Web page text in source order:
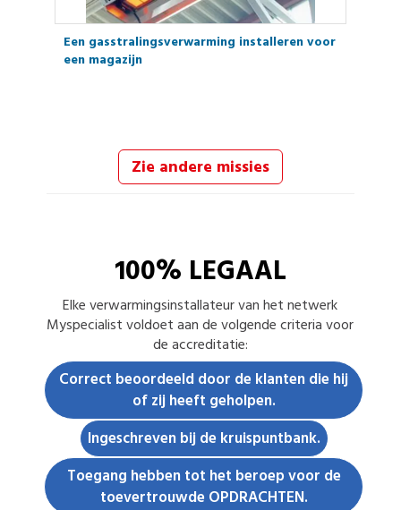
Een gasstralingsverwarming installeren voor
een magazijn
Zie andere missies
100% LEGAAL
Elkeverwarmingsinstallateurvan het netwerk
Myspecialist voldoet aan de volgende criteria voor
de accreditatie:
Correct beoordeeld door de klanten die hij
of zij heeft geholpen.
Ingeschreven bij de kruispuntbank.
Toegang hebben tot het beroep voor de
toevertrouwde OPDRACHTEN.